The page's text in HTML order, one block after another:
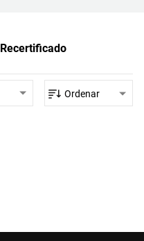
Recertificado
Ordenar